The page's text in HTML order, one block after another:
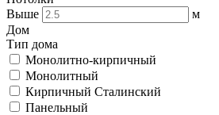
Выше
м
Дом
Тип дома
Монолитно-кирпичный
Монолитный
Кирпичный Сталинский
Панельный